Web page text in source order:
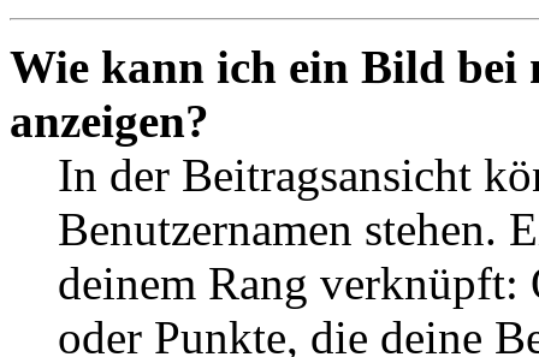
Wie kann ich ein Bild bei
anzeigen?
In der Beitragsansicht
Benutzernamen stehen.
deinem Rang verknüpft:
oder Punkte, die deine